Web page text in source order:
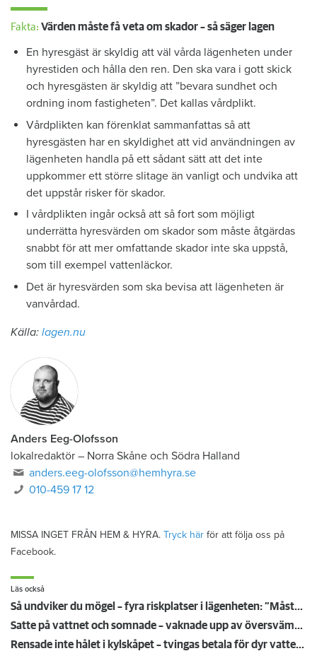
Fakta: Värden måste få veta om skador – så säger lagen
En hyresgäst är skyldig att väl vårda lägenheten under
hyrestiden och hålla den ren. Den ska vara i gott skick
och hyresgästen är skyldig att ”bevara sundhet och
ordning inom fastigheten”. Det kallas vårdplikt.
Vårdplikten kan förenklat sammanfattas så att
hyresgästen har en skyldighet att vid användningen av
lägenheten handla på ett sådant sätt att det inte
uppkommer ett större slitage än vanligt och undvika att
det uppstår risker för skador.
I vårdplikten ingår också att så fort som möjligt
underrätta hyresvärden om skador som måste åtgärdas
snabbt för att mer omfattande skador inte ska uppstå,
som till exempel vattenläckor.
Det är hyresvärden som ska bevisa att lägenheten är
vanvårdad.
Källa: lagen.nu
Anders Eeg-Olofsson
lokalredaktör – Norra Skåne och Södra Halland
anders.eeg-olofsson@hemhyra.se
010-459 17 12
MISSA INGET FRÅN HEM & HYRA. Tryck här för att följa oss på
Facebook.
Läs också
Så undviker du mögel – fyra riskplatser i lägenheten: ”Måste städa bort”
Satte på vattnet och somnade – vaknade upp av översvämning hos grannen
Rensade inte hålet i kylskåpet – tvingas betala för dyr vattenskada